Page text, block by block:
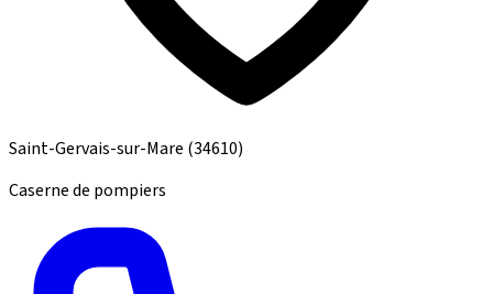
Saint-Gervais-sur-Mare (34610)
Caserne de pompiers